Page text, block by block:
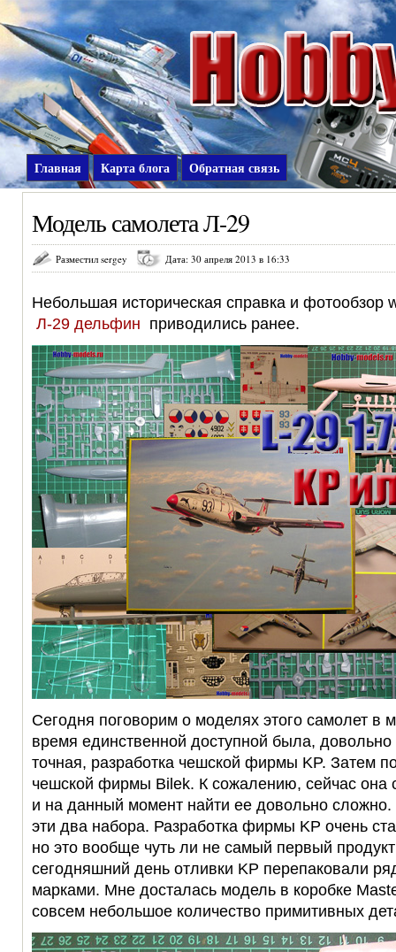
Главная Карта блога Обратная связь
Модель самолета Л-29
Разместил sergey Дата: 30 апреля 2013 в 16:33
Небольшая историческая справка и
Л-29 дельфин приводились ранее.
Сегодня поговорим о моделях этого самолет в
время единственной доступной была, довольно
точная, разработка чешской фирмы KP. Затем
чешской фирмы Bilek. К сожалению, сейчас она
и на данный момент найти ее довольно
эти два набора. Разработка фирмы KP очень
но это вообще чуть ли не самый первый
сегодняшний день отливки KP перепаковали
марками. Мне досталась модель в коробке
совсем небольшое количество примитивных